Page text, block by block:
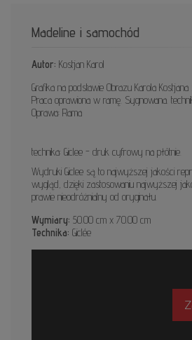
Madeline i samochód
Autor: Kostjan Karol
Grafika na podstawie Obrazu Karola
Praca oprawiona w ramę. Sygnowana.
Oprawa: Rama
technika: Giclee - druk cyfrowy na płótnie.
Wydruki Giclee są to najwyższej jakości
wygląd, dzięki zastosowaniu najwyższej
prawie nieodróżnialny od oryginału.
Wymiary: 50.00 cm x 70.00 cm
Technika: Giclée